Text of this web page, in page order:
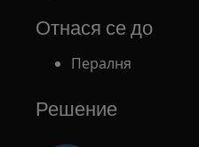
Отнася се до
Пералня
Решение